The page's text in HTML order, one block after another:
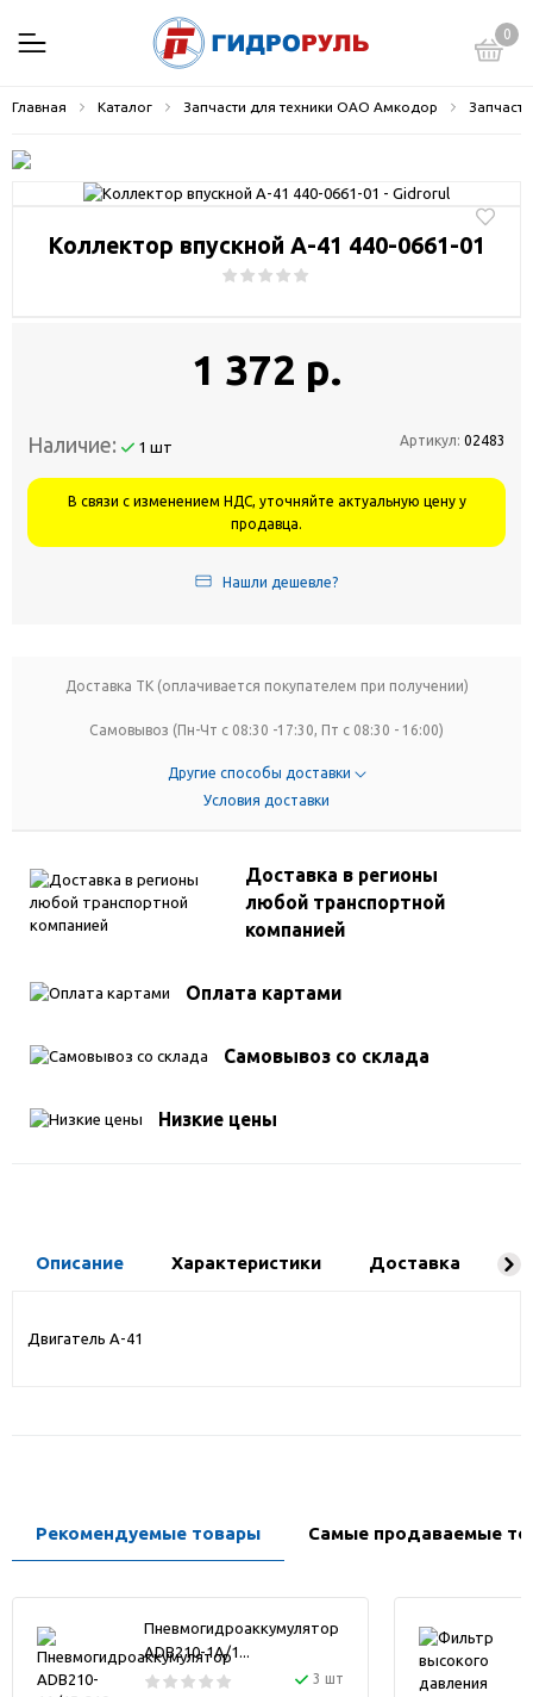
0
Главная Каталог Запчасти для техники ОАО Амкодор
Коллектор впускной А-41 440-0661-01
1 372 р.
Наличие: 1 шт Артикул: 02483
В связи с изменением НДС, уточняйте актуальную цену у
продавца.
Нашли дешевле?
Доставка ТК (оплачивается покупателем при получении)
Самовывоз (Пн-Чт с 08:30 -17:30, Пт с 08:30 - 16:00)
Другие способы доставки
Условия доставки
Доставка в регионы
любой транспортной
компанией
Оплата картами
Самовывоз со склада
Низкие цены
Описание Характеристики Доставка
Двигатель А-41
Рекомендуемые товары Самые продаваемые
Пневмогидроаккумулятор
ADB210-1A/1...
3 шт